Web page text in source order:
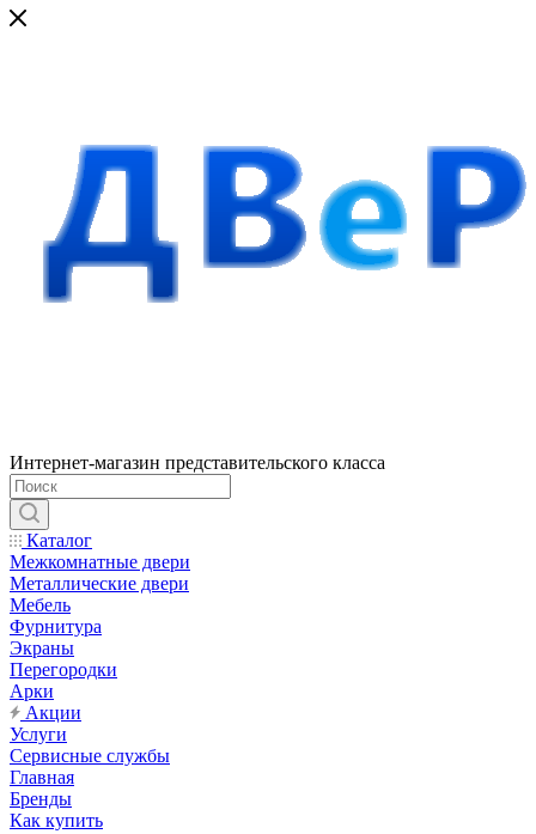
Интернет-магазин представительского класса
Каталог
Межкомнатные двери
Металлические двери
Мебель
Фурнитура
Экраны
Перегородки
Арки
Акции
Услуги
Сервисные службы
Главная
Бренды
Как купить